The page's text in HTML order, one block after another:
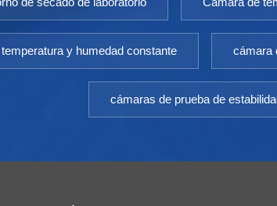
y humedad constante cámara
cámaras de prueba de